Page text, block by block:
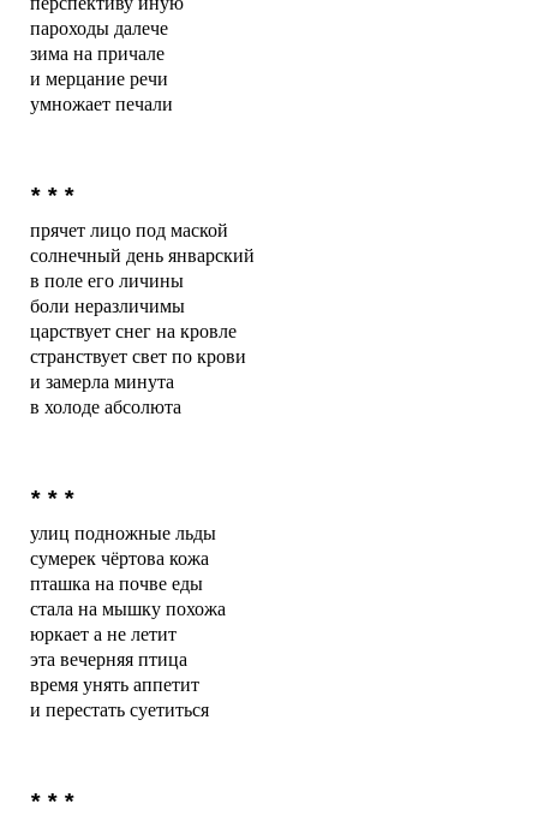
пароходы далече
зима на причале
и мерцание речи
умножает печали
* * *
прячет лицо под маской
солнечный день январский
в поле его личины
боли неразличимы
царствует снег на кровле
странствует свет по крови
и замерла минута
в холоде абсолюта
* * *
улиц подножные льды
сумерек чёртова кожа
пташка на почве еды
стала на мышку похожа
юркает а не летит
эта вечерняя птица
время унять аппетит
и перестать суетиться
* * *